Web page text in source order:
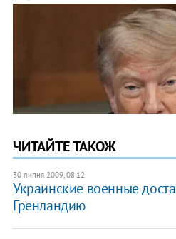
ЧИТАЙТЕ ТАКОЖ
30 липня 2009, 08:12
Украинские военные
Гренландию